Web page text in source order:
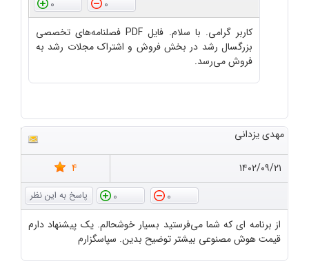
0
0
کاربر گرامی. با سلام. فایل PDF فصلنامه‌های تخصصی
بزرگسال رشد در بخش فروش و اشتراک مجلات رشد به
فروش می‌رسد.
مهدی یزدانی
۱۴۰۲/۰۹/۲۱
4
0
0
از برنامه ای که شما می‌فرستید بسیار خوشحالم. یک پیشنهاد دارم
قیمت هوش مصنوعی بیشتر توضیح بدین. سپاسگزارم